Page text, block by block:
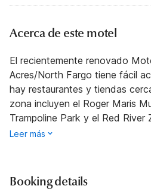
Acerca de este motel
El recientemente renovado
Acres/North Fargo tiene fácil
hay restaurantes y tiendas
zona incluyen el Roger Maris
Trampoline Park y el Red River
Leer más
Booking details